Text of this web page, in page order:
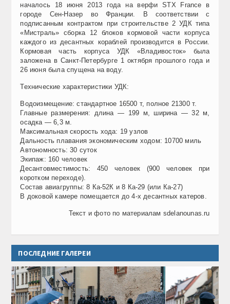
началось 18 июня 2013 года на верфи STX France в
городе Сен-Назер во Франции. В соответствии с
подписанным контрактом при строительстве 2 УДК типа
«Мистраль» сборка 12 блоков кормовой части корпуса
каждого из десантных кораблей производится в России.
Кормовая часть корпуса УДК «Владивосток» была
заложена в Санкт-Петербурге 1 октября прошлого года и
26 июня была спущена на воду.
Технические характеристики УДК:
Водоизмещение: стандартное 16500 т, полное 21300 т.
Главные размерения: длина — 199 м, ширина — 32 м,
осадка — 6,3 м.
Максимальная скорость хода: 19 узлов
Дальность плавания экономическим ходом: 10700 миль
Автономность: 30 суток
Экипаж: 160 человек
Десантовместимость: 450 человек (900 человек при
коротком переходе).
Состав авиагруппы: 8 Ка-52К и 8 Ка-29 (или Ка-27)
В доковой камере помещается до 4-х десантных катеров.
Текст и фото по материалам sdelanounas.ru
ПОСЛЕДНИЕ ГАЛЕРЕИ